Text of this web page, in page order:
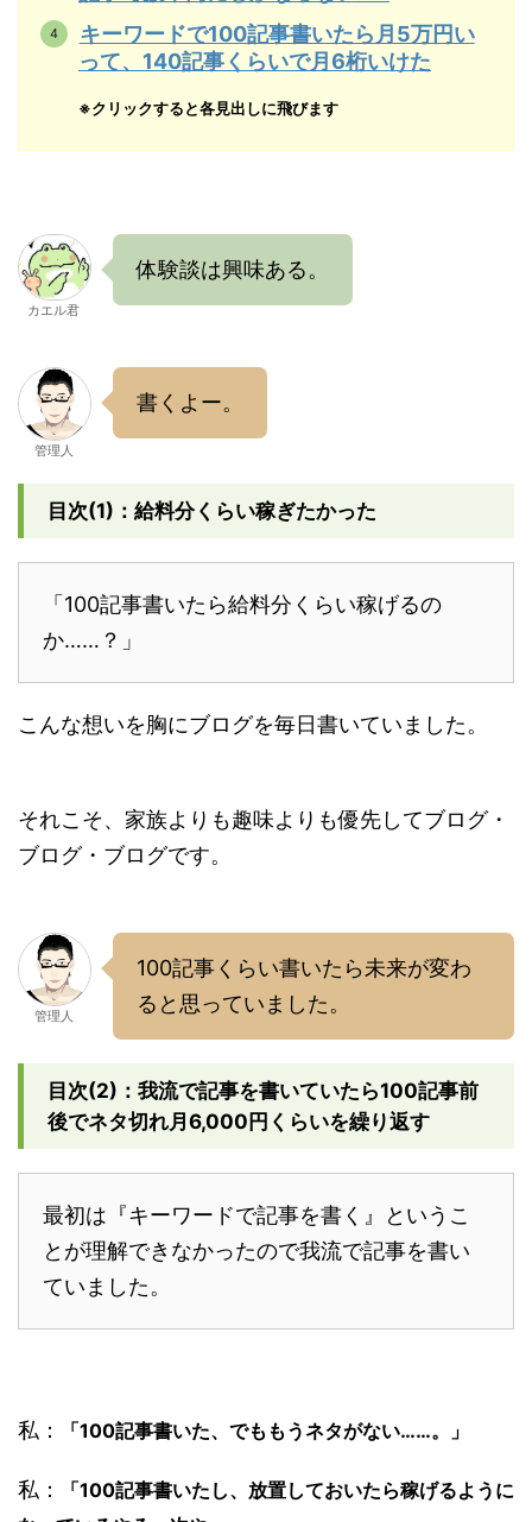
キーワードで100記事書いたら月5万円い
って、140記事くらいで月6桁いけた
※クリックすると各見出しに飛びます
カエル君
体験談は興味ある。
管理人
書くよー。
目次(1)：給料分くらい稼ぎたかった
「100記事書いたら給料分くらい稼げるの
か……？」
こんな想いを胸にブログを毎日書いていました。
それこそ、家族よりも趣味よりも優先してブログ・
ブログ・ブログです。
管理人
100記事くらい書いたら未来が変わ
ると思っていました。
目次(2)：我流で記事を書いていたら100記事前
後でネタ切れ月6,000円くらいを繰り返す
最初は『キーワードで記事を書く』というこ
とが理解できなかったので我流で記事を書い
ていました。
私： 「100記事書いた、でももうネタがない……。」
私：
「100記事書いたし、放置しておいたら稼げるように